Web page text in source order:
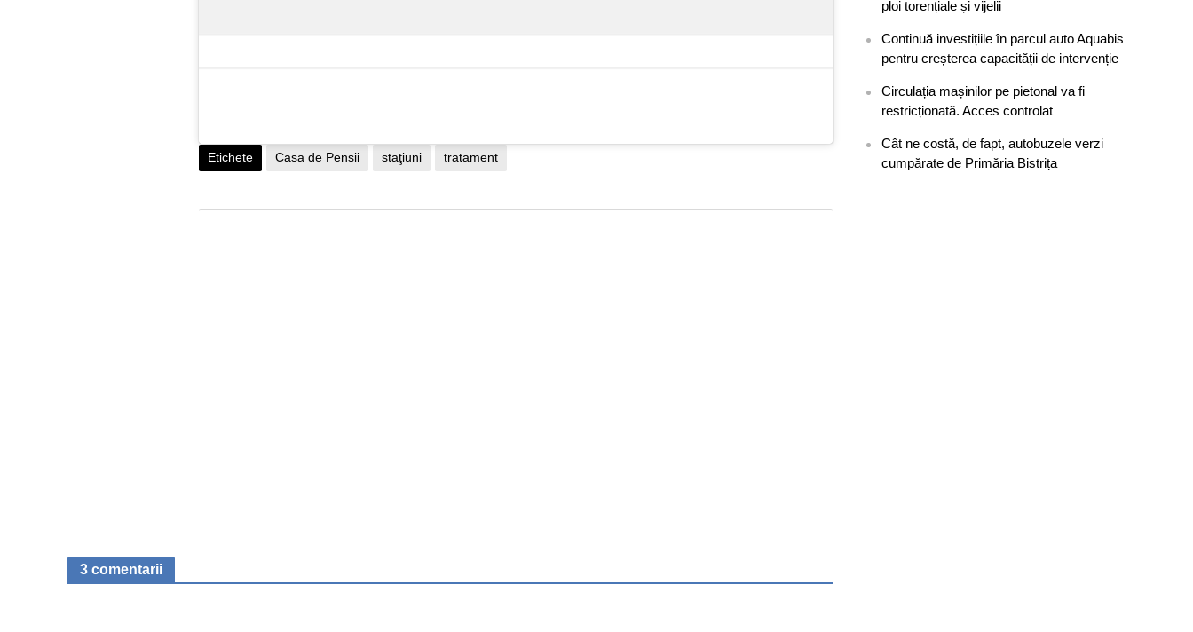
Etichete Casa de Pensii staţiuni tratament
3 comentarii
ploi torențiale și vijelii
Continuă investițiile în parcul auto Aquabis
pentru creșterea capacității de intervenție
Circulația mașinilor pe pietonal va fi
restricționată. Acces controlat
Cât ne costă, de fapt, autobuzele verzi
cumpărate de Primăria Bistrița